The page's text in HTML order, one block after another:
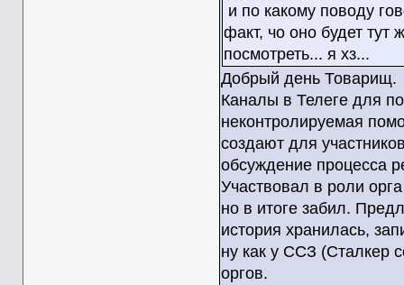
и по какому поводу
факт, чо оно будет тут
посмотреть... я хз...
Добрый день Товарищ.
Каналы в Телеге для
неконтролируемая
создают для
обсуждение процесса
Участвовал в роли
но в итоге забил.
история хранилась,
ну как у ССЗ (Сталкер
оргов.